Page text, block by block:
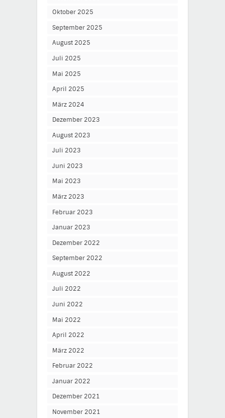
Oktober 2025
September 2025
August 2025
Juli 2025
Mai 2025
April 2025
März 2024
Dezember 2023
August 2023
Juli 2023
Juni 2023
Mai 2023
März 2023
Februar 2023
Januar 2023
Dezember 2022
September 2022
August 2022
Juli 2022
Juni 2022
Mai 2022
April 2022
März 2022
Februar 2022
Januar 2022
Dezember 2021
November 2021